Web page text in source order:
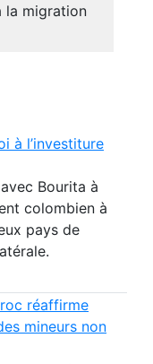
la migration
à l’investiture
Bourita à
colombien à
pays de
réaffirme
mineurs non